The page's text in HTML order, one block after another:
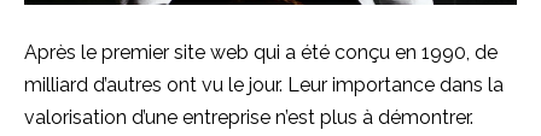
Après le premier site web qui a été conçu en 1990, de
milliard d’autres ont vu le jour. Leur importance dans la
valorisation d’une entreprise n’est plus à démontrer.